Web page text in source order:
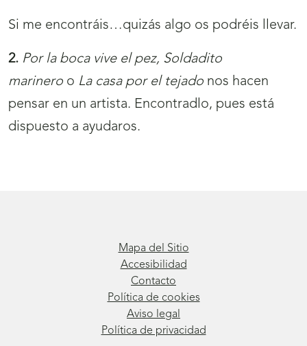
Si me encontráis…quizás algo os podréis llevar.
2. Por la boca vive el pez, Soldadito
marinero o La casa por el tejado nos hacen
pensar en un artista. Encontradlo, pues está
dispuesto a ayudaros.
Mapa del Sitio
Accesibilidad
Contacto
Política de cookies
Aviso legal
Política de privacidad